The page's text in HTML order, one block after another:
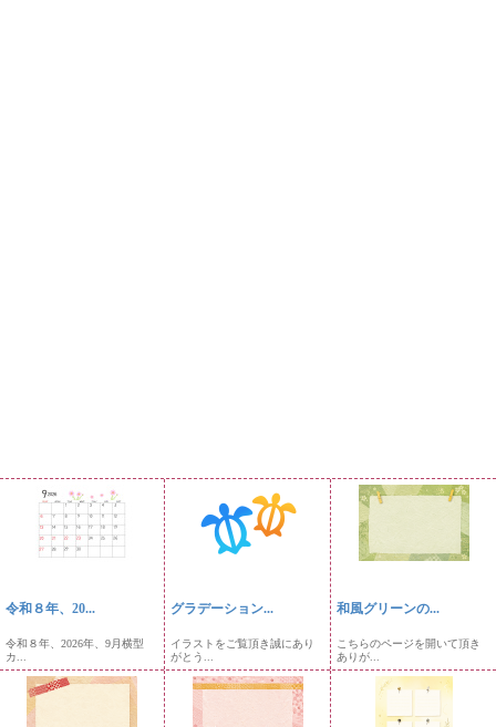
令和８年、20...
令和８年、2026年、9月横型
カ...
グラデーション...
イラストをご覧頂き誠にあり
がとう...
和風グリーンの...
こちらのページを開いて頂き
ありが...